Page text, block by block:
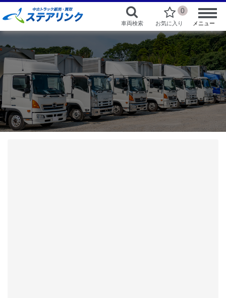
車両検索
0
お気に入り メニュー